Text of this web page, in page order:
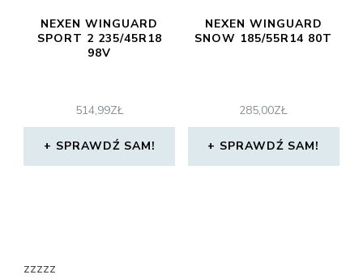
NEXEN WINGUARD
SPORT 2 235/45R18
98V
514,99ZŁ
SPRAWDŹ SAM!
NEXEN WINGUARD
SNOW 185/55R14 80T
285,00ZŁ
SPRAWDŹ SAM!
zzzzz